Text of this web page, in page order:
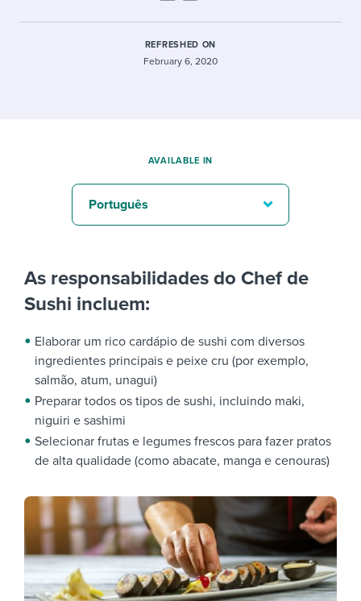
REFRESHED ON
February 6, 2020
As responsabilidades do Chef de
Sushi incluem:
Elaborar um rico cardápio de sushi com diversos
ingredientes principais e peixe cru (por exemplo,
salmão, atum, unagui)
Preparar todos os tipos de sushi, incluindo maki,
niguiri e sashimi
Selecionar frutas e legumes frescos para fazer pratos
de alta qualidade (como abacate, manga e cenouras)
AVAILABLE IN
Português